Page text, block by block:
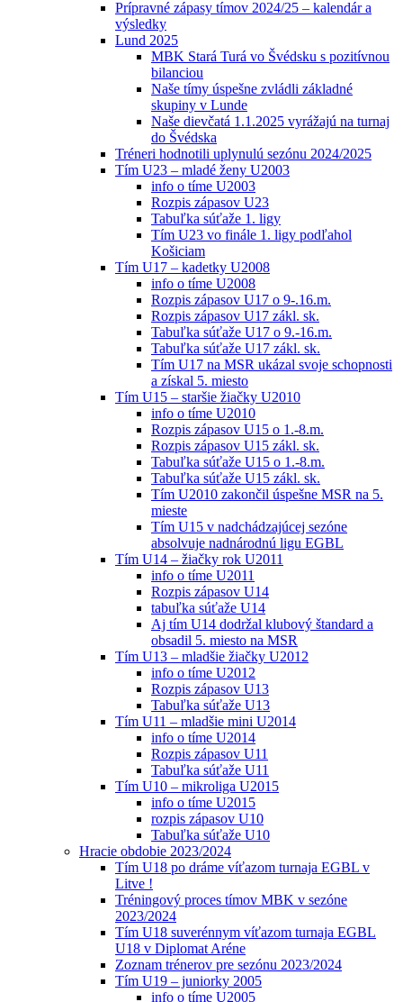
Prípravné zápasy tímov 2024/25 – kalendár a
výsledky
Lund 2025
MBK Stará Turá vo Švédsku s pozitívnou
bilanciou
Naše tímy úspešne zvládli základné
skupiny v Lunde
Naše dievčatá 1.1.2025 vyrážajú na turnaj
do Švédska
Tréneri hodnotili uplynulú sezónu 2024/2025
Tím U23 – mladé ženy U2003
info o tíme U2003
Rozpis zápasov U23
Tabuľka súťaže 1. ligy
Tím U23 vo finále 1. ligy podľahol
Košiciam
Tím U17 – kadetky U2008
info o tíme U2008
Rozpis zápasov U17 o 9-.16.m.
Rozpis zápasov U17 zákl. sk.
Tabuľka súťaže U17 o 9.-16.m.
Tabuľka súťaže U17 zákl. sk.
Tím U17 na MSR ukázal svoje schopnosti
a získal 5. miesto
Tím U15 – staršie žiačky U2010
info o tíme U2010
Rozpis zápasov U15 o 1.-8.m.
Rozpis zápasov U15 zákl. sk.
Tabuľka súťaže U15 o 1.-8.m.
Tabuľka súťaže U15 zákl. sk.
Tím U2010 zakončil úspešne MSR na 5.
mieste
Tím U15 v nadchádzajúcej sezóne
absolvuje nadnárodnú ligu EGBL
Tím U14 – žiačky rok U2011
info o tíme U2011
Rozpis zápasov U14
tabuľka súťaže U14
Aj tím U14 dodržal klubový štandard a
obsadil 5. miesto na MSR
Tím U13 – mladšie žiačky U2012
info o tíme U2012
Rozpis zápasov U13
Tabuľka súťaže U13
Tím U11 – mladšie mini U2014
info o tíme U2014
Rozpis zápasov U11
Tabuľka súťaže U11
Tím U10 – mikroliga U2015
info o tíme U2015
rozpis zápasov U10
Tabuľka súťaže U10
Hracie obdobie 2023/2024
Tím U18 po dráme víťazom turnaja EGBL v
Litve !
Tréningový proces tímov MBK v sezóne
2023/2024
Tím U18 suverénnym víťazom turnaja EGBL
U18 v Diplomat Aréne
Zoznam trénerov pre sezónu 2023/2024
Tím U19 – juniorky 2005
info o tíme U2005